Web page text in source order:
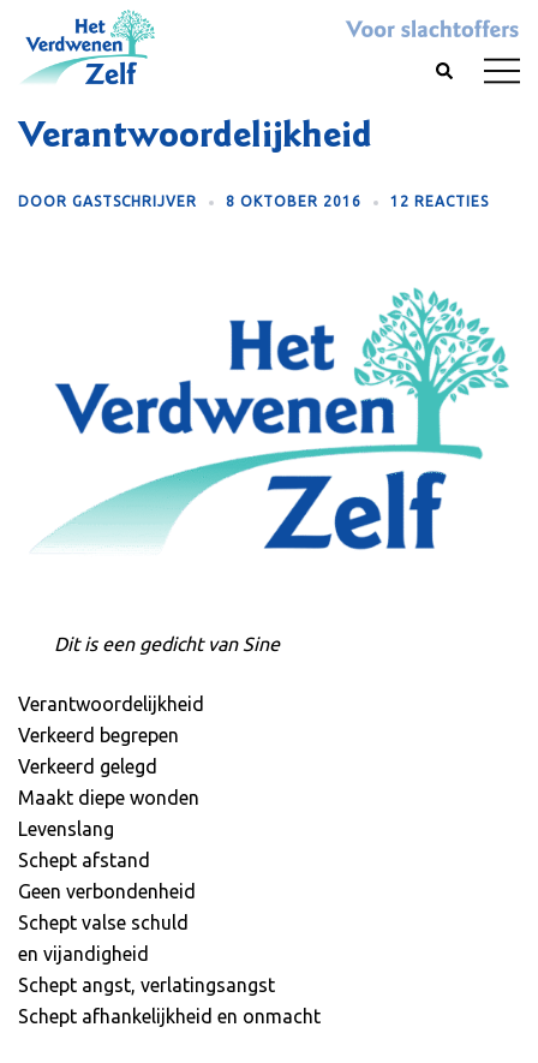
content
Search
menu
Verantwoordelijkheid
DOOR GASTSCHRIJVER 8 OKTOBER 2016 12 REACTIES
Dit is een gedicht van Sine
Verantwoordelijkheid
Verkeerd begrepen
Verkeerd gelegd
Maakt diepe wonden
Levenslang
Schept afstand
Geen verbondenheid
Schept valse schuld
en vijandigheid
Schept angst, verlatingsangst
Schept afhankelijkheid en onmacht